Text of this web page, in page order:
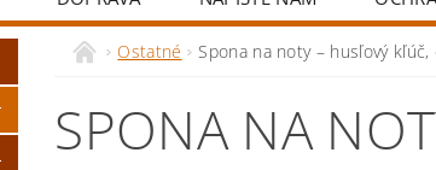
Ostatné Spona na noty – husľový kľúč,
SPONA NA